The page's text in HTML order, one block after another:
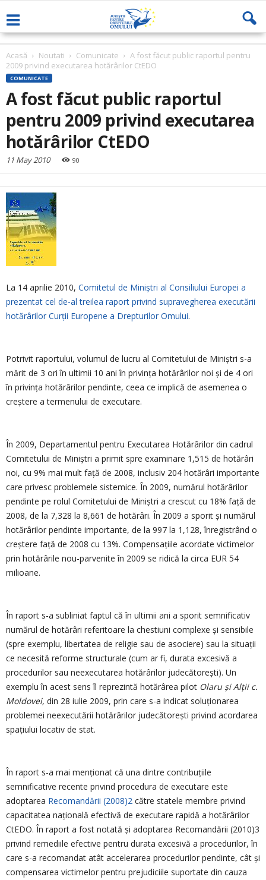
Acasă Noutati Comunicate
A fost făcut public raportul pentru
2009 privind executarea hotărârilor CtEDO
COMUNICATE
A fost făcut public raportul
pentru 2009 privind executarea
hotărârilor CtEDO
11 May 2010 90
La 14 aprilie 2010, Comitetul de Miniștri al Consiliului Europei a
prezentat cel de-al treilea raport privind supravegherea executării
hotărârilor Curții Europene a Drepturilor Omului.
Potrivit raportului, volumul de lucru al Comitetului de Miniștri s-a
mărit de 3 ori în ultimii 10 ani în privința hotărârilor noi și de 4 ori
în privința hotărârilor pendinte, ceea ce implică de asemenea o
creștere a termenului de executare.
În 2009, Departamentul pentru Executarea Hotărârilor din cadrul
Comitetului de Miniștri a primit spre examinare 1,515 de hotărâri
noi, cu 9% mai mult față de 2008, inclusiv 204 hotărâri importante
care privesc problemele sistemice. În 2009, numărul hotărârilor
pendinte pe rolul Comitetului de Miniștri a crescut cu 18% față de
2008, de la 7,328 la 8,661 de hotărâri. În 2009 a sporit și numărul
hotărârilor pendinte importante, de la 997 la 1,128, înregistrând o
creștere față de 2008 cu 13%. Compensațiile acordate victimelor
prin hotărârile nou-parvenite în 2009 se ridică la circa EUR 54
milioane.
În raport s-a subliniat faptul că în ultimii ani a sporit semnificativ
numărul de hotărâri referitoare la chestiuni complexe și sensibile
(spre exemplu, libertatea de religie sau de asociere) sau la situații
ce necesită reforme structurale (cum ar fi, durata excesivă a
procedurilor sau neexecutarea hotărârilor judecătorești). Un
exemplu în acest sens îl reprezintă hotărârea pilot Olaru și Alții c.
Moldovei, din 28 iulie 2009, prin care s-a indicat soluționarea
problemei neexecutării hotărârilor judecătorești privind acordarea
spațiului locativ de stat.
În raport s-a mai menționat că una dintre contribuțiile
semnificative recente privind procedura de executare este
adoptarea Recomandării (2008)2 către statele membre privind
capacitatea națională efectivă de executare rapidă a hotărârilor
CtEDO. În raport a fost notată și adoptarea Recomandării (2010)3
privind remediile efective pentru durata excesivă a procedurilor, în
care s-a recomandat atât accelerarea procedurilor pendinte, cât și
compensarea victimelor pentru prejudiciile suportate din cauza